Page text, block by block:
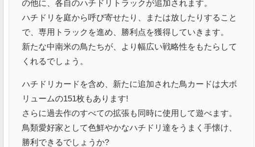
の他に、各自のハチドリトラックが追加されます。
ハチドリを庭から呼び寄せたり、または放したりすること
で、専用トラックを進め、勝利点を獲得していきます。
新たな中南米の鳥たちが、より幅広い戦略性をもたらして
くれるでしょう。
ハチドリカードを含め、新たに追加された鳥カードは大ボ
リュームの151枚もあります!
さらに過去作のすべての拡張も同時に使用して遊べます。
鳥類愛好家として色鮮やかなハチドリ達をうまく手懐け、
勝利できるでしょうか?